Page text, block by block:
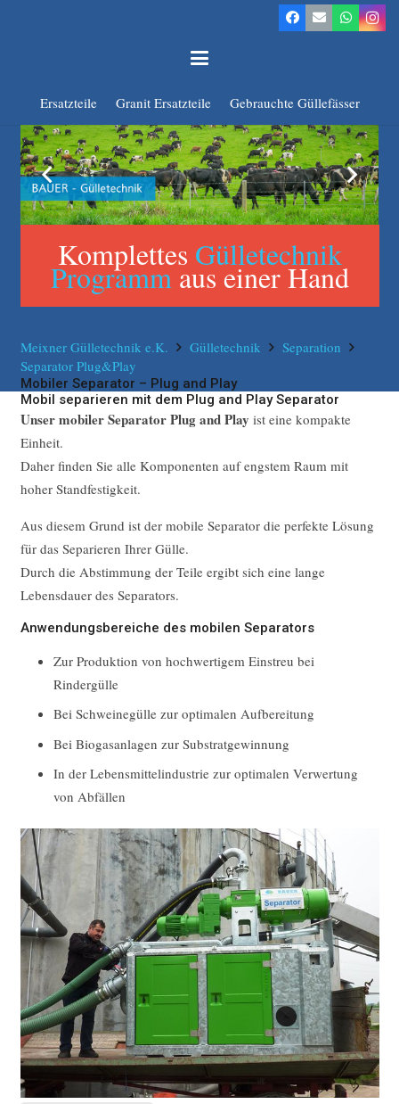
Ersatzteile Granit Ersatzteile Gebrauchte Güllefässer
Komplettes Gülletechnik
Programmaus einer Hand
Meixner Gülletechnik e.K. Gülletechnik
Separation
Separator Plug&Play
Mobiler Separator – Plug and Play
Mobil separieren mit dem Plug and Play Separator
Unser mobiler Separator Plug and Play ist eine kompakte
Einheit.
Daher finden Sie alle Komponenten auf engstem Raum mit
hoher Standfestigkeit.
Aus diesem Grund ist der mobile Separator die perfekte Lösung
für das Separieren Ihrer Gülle.
Durch die Abstimmung der Teile ergibt sich eine lange
Lebensdauer des Separators.
Anwendungsbereiche des mobilen Separators
Zur Produktion von hochwertigem Einstreu bei
Rindergülle
Bei Schweinegülle zur optimalen Aufbereitung
Bei Biogasanlagen zur Substratgewinnung
In der Lebensmittelindustrie zur optimalen Verwertung
von Abfällen